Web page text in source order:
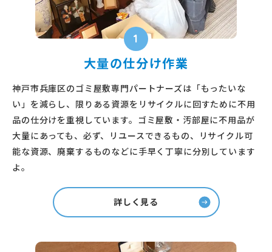
1
大量の仕分け作業
神戸市兵庫区のゴミ屋敷専門パートナーズは「もったいな
い」を減らし、限りある資源をリサイクルに回すために不用
品の仕分けを重視しています。ゴミ屋敷・汚部屋に不用品が
大量にあっても、必ず、リユースできるもの、リサイクル可
能な資源、廃棄するものなどに手早く丁寧に分別しています
よ。
詳しく見る